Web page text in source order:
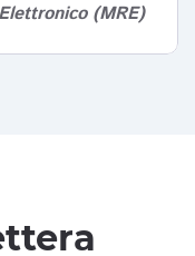
(MRE)